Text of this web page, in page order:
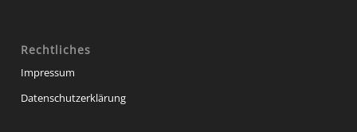
Rechtliches
Impressum
Datenschutzerklärung